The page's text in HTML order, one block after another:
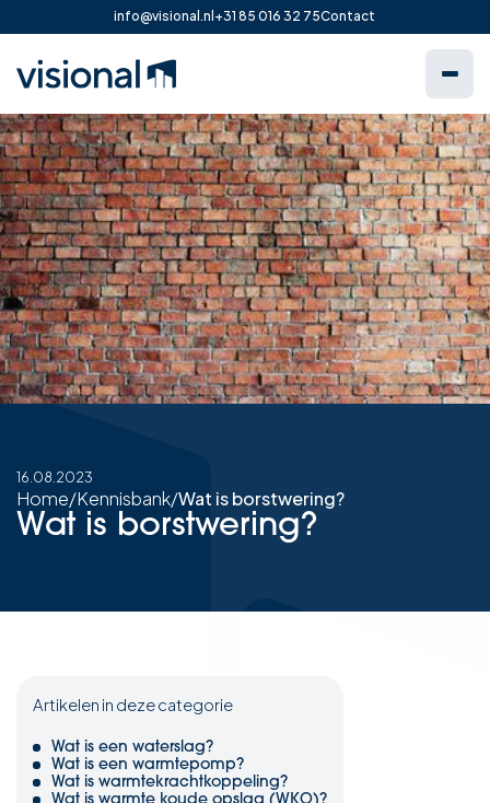
info@visional.nl +31 85 016 32 75Contact
16.08.2023
Home/Kennisbank/Wat is borstwering?
Wat is borstwering?
Artikelen in deze categorie
Wat is een waterslag?
Wat is een warmtepomp?
Wat is warmtekrachtkoppeling?